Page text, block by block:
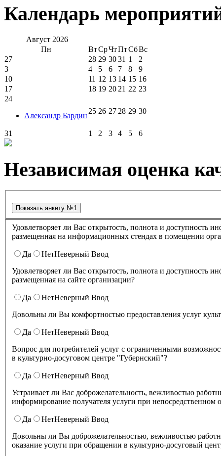
Календарь
Август 2026
Пн
ВтСрЧтПтСбВс
27
28 29 3031 1
2
3
4 5 6 7 8
9
10
11 12 13 14 15 16
17
18 19 20 21 22 23
24
Александр Бардин
25 26 27 28 29 30
31 1 2 3 4 5 6
Независимая оценка
Удовлетворяет ли Вас открытость, полнота и доступность информации о деятельности в культурно-досуговом центре "Губернский" ,
размещенная на информационных стендах в помещении
Да НетНеверный Ввод
Удовлетворяет ли Вас открытость, полнота и доступность информации о деятельности культурно-досугового центра "Губернский" ,
размещенная на сайте организации?
Да НетНеверный Ввод
Довольны ли Вы комфортностью предоставления услуг
Да НетНеверный Ввод
Вопрос для потребителей услуг с ограниченными
в культурно-досуговом центре "Губернский"?
Да НетНеверный Ввод
Устраивает ли Вас доброжелательность, вежливостью работников организации культуры, обеспечивающих первичный контакт и
информирование получателя услуги при
Да НетНеверный Ввод
Довольны ли Вы доброжелательностью, вежливостью
оказание услуги при обращении в культурно-досуговый